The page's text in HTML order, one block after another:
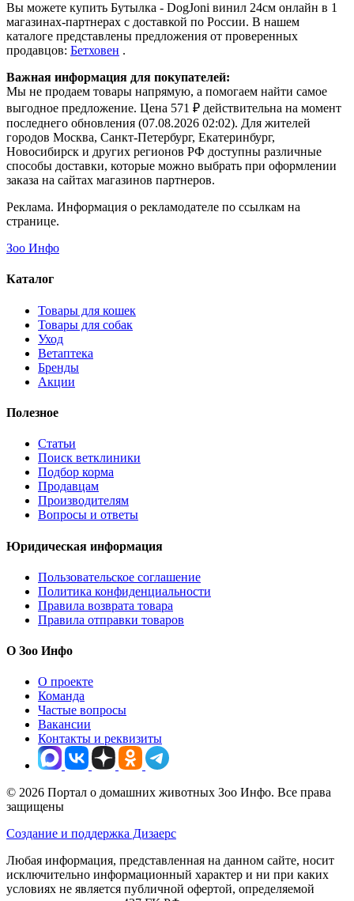
Вы можете купить Бутылка - DogJoni винил 24см онлайн в 1
магазинах-партнерах с доставкой по России. В нашем
каталоге представлены предложения от проверенных
продавцов: Бетховен .
Важная информация для покупателей:
Мы не продаем товары напрямую, а помогаем найти самое
выгодное предложение. Цена 571 ₽ действительна на момент
последнего обновления (07.08.2026 02:02). Для жителей
городов Москва, Санкт-Петербург, Екатеринбург,
Новосибирск и других регионов РФ доступны различные
способы доставки, которые можно выбрать при оформлении
заказа на сайтах магазинов партнеров.
Реклама. Информация о рекламодателе по ссылкам на
странице.
Зоо Инфо
Каталог
Товары для кошек
Товары для собак
Уход
Ветаптека
Бренды
Акции
Полезное
Статьи
Поиск ветклиники
Подбор корма
Продавцам
Производителям
Вопросы и ответы
Юридическая информация
Пользовательское соглашение
Политика конфиденциальности
Правила возврата товара
Правила отправки товаров
О Зоо Инфо
О проекте
Команда
Частые вопросы
Вакансии
Контакты и реквизиты
© 2026 Портал о домашних животных Зоо Инфо. Все права
защищены
Создание и поддержка Дизаерс
Любая информация, представленная на данном сайте, носит
исключительно информационный характер и ни при каких
условиях не является публичной офертой, определяемой